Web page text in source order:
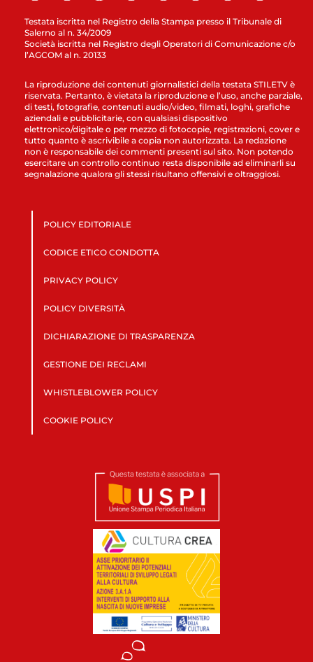
Testata iscritta nel Registro della Stampa presso il Tribunale di
Salerno al n. 34/2009
Società iscritta nel Registro degli Operatori di Comunicazione c/o
l’AGCOM al n. 20133
La riproduzione dei contenuti giornalistici della testata STILETV è
riservata. Pertanto, è vietata la riproduzione e l’uso, anche parziale,
di testi, fotografie, contenuti audio/video, filmati, loghi, grafiche
aziendali e pubblicitarie, con qualsiasi dispositivo
elettronico/digitale o per mezzo di fotocopie, registrazioni, cover e
tutto quanto è ascrivibile a copia non autorizzata. La redazione
non è responsabile dei commenti presenti sul sito. Non potendo
esercitare un controllo continuo resta disponibile ad eliminarli su
segnalazione qualora gli stessi risultano offensivi e oltraggiosi.
POLICY EDITORIALE
CODICE ETICO CONDOTTA
PRIVACY POLICY
POLICY DIVERSITÀ
DICHIARAZIONE DI TRASPARENZA
GESTIONE DEI RECLAMI
WHISTLEBLOWER POLICY
COOKIE POLICY